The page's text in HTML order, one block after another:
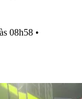
08h58 •